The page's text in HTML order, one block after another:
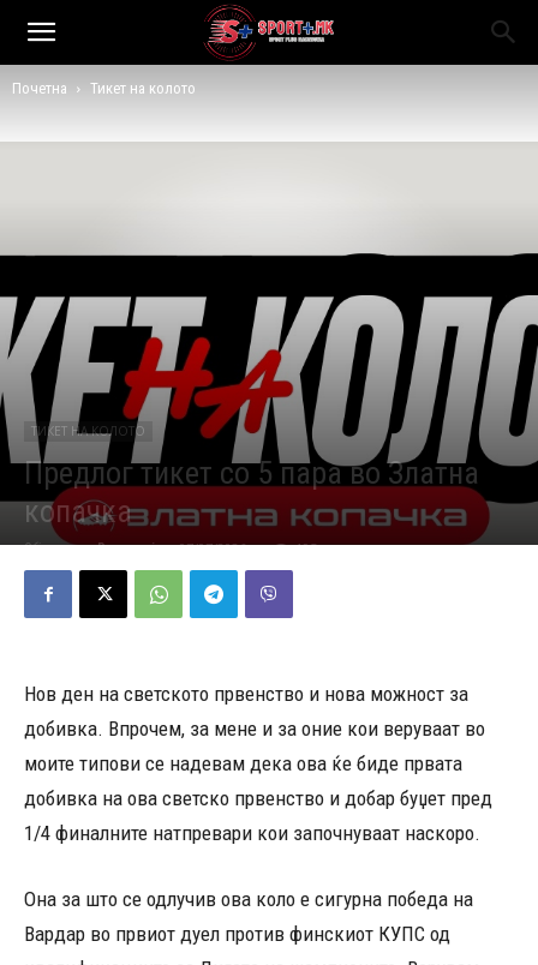
Почетна Тикет на колото
ТИКЕТ НА КОЛОТО
Предлог тикет со 5 пара во Златна
копачка
Објавено од Редакција - 07/07/2026 195
Нов ден на светското првенство и нова можност за
добивка. Впрочем, за мене и за оние кои веруваат во
моите типови се надевам дека ова ќе биде првата
добивка на ова светско првенство и добар буџет пред
1/4 финалните натпревари кои започнуваат наскоро.
Она за што се одлучив ова коло е сигурна победа на
Вардар во првиот дуел против финскиот КУПС од